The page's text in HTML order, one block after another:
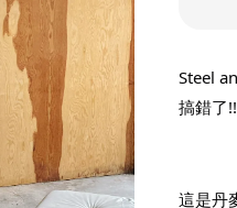
Steel
搞錯了
這是丹